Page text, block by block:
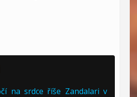
na srdce říše Zandalari v